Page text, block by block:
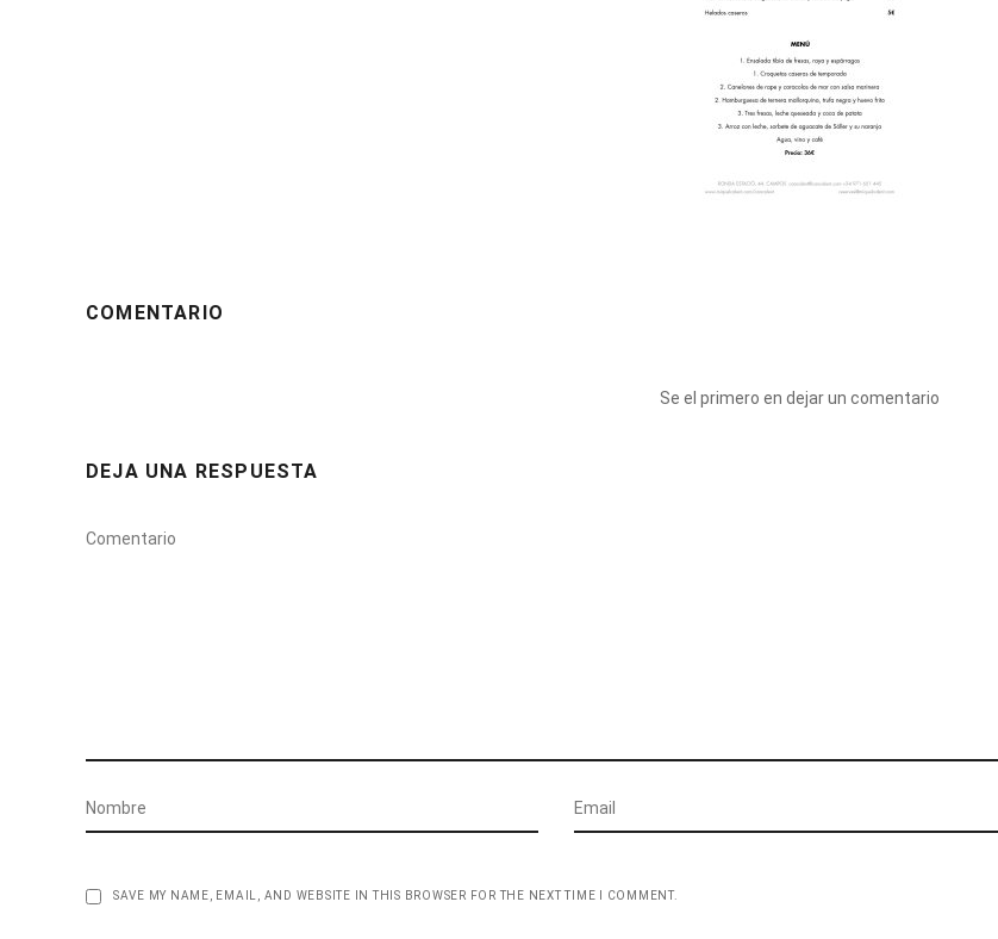
COMENTARIO
Se el primero en dejar un comentario
DEJA UNA RESPUESTA
SAVE MY NAME, EMAIL, AND WEBSITE IN THIS BROWSER FOR THE NEXT TIME I COMMENT.